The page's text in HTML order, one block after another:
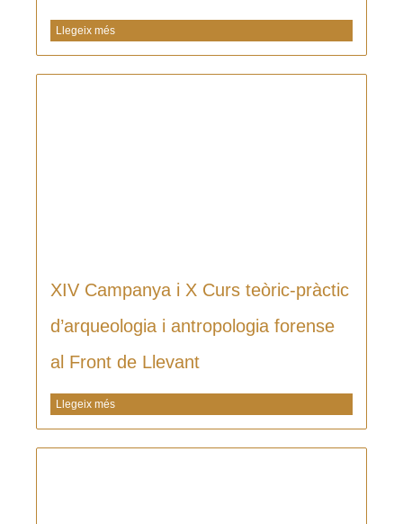
Llegeix més
XIV Campanya i X Curs teòric-pràctic
d’arqueologia i antropologia forense
al Front de Llevant
Llegeix més